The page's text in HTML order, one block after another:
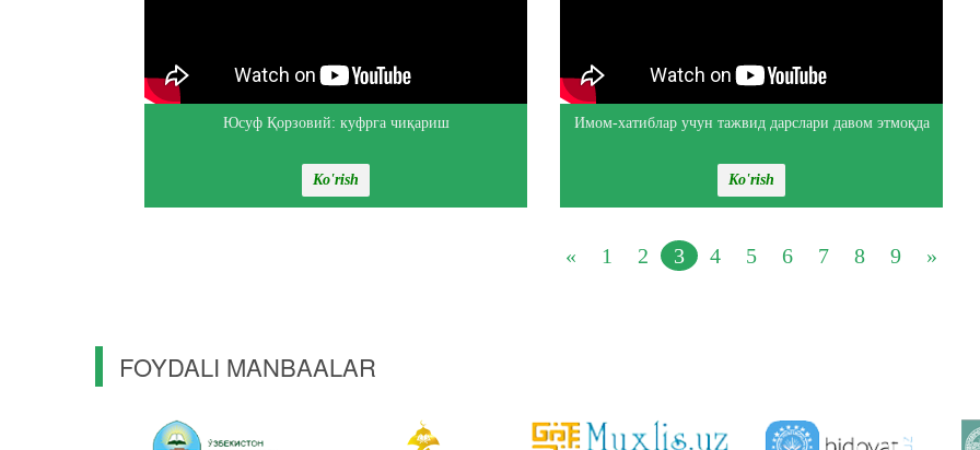
Юсуф Қорзовий: куфрга чиқариш
Ko'rish
Имом-хатиблар учун тажвид дарслари давом этмоқда
Ko'rish
« 1 2 3 4 5 6 7 8 9 »
FOYDALI MANBAALAR